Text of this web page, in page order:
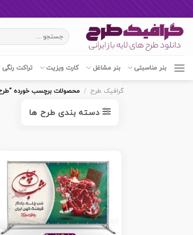
content
جستجو
برای:
بنر مناسبتی بنر مشاغل کارت ویزیت تراکت رنگی
گرافیک طرح / محصولات برچسب خورده
دسته بندی طرح ها